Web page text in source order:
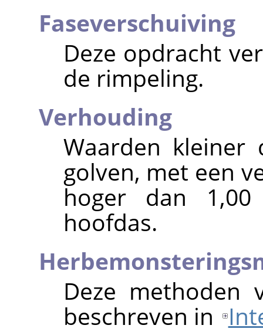
Faseverschuiving
Deze opdracht
de rimpeling.
Verhouding
Waarden kleiner
golven, met een
hoger dan
hoofdas.
Deze methoden
beschreven in